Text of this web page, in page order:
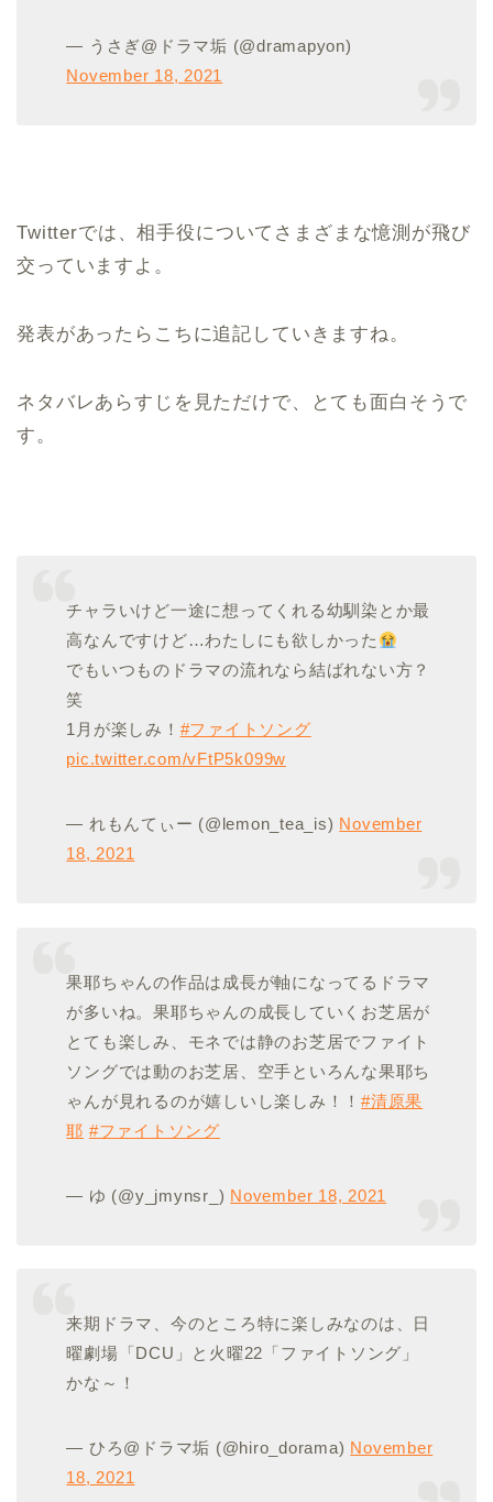
— うさぎ@ドラマ垢 (@dramapyon)
November 18, 2021
Twitterでは、相手役についてさまざまな憶測が飛び
交っていますよ。
発表があったらこちに追記していきますね。
ネタバレあらすじを見ただけで、とても面白そうで
す。
チャラいけど一途に想ってくれる幼馴染とか最
高なんですけど…わたしにも欲しかった
でもいつものドラマの流れなら結ばれない方？
笑
1月が楽しみ！ #ファイトソング
pic.twitter.com/vFtP5k099w
— れもんてぃー (@lemon_tea_is) November
18, 2021
果耶ちゃんの作品は成長が軸になってるドラマ
が多いね。果耶ちゃんの成長していくお芝居が
とても楽しみ、モネでは静のお芝居でファイト
ソングでは動のお芝居、空手といろんな果耶ち
ゃんが見れるのが嬉しいし楽しみ！！#清原果
耶 #ファイトソング
— ゆ (@y_jmynsr_) November 18, 2021
来期ドラマ、今のところ特に楽しみなのは、日
曜劇場「DCU」と火曜22「ファイトソング」
かな～！
— ひろ@ドラマ垢 (@hiro_dorama) November
18, 2021